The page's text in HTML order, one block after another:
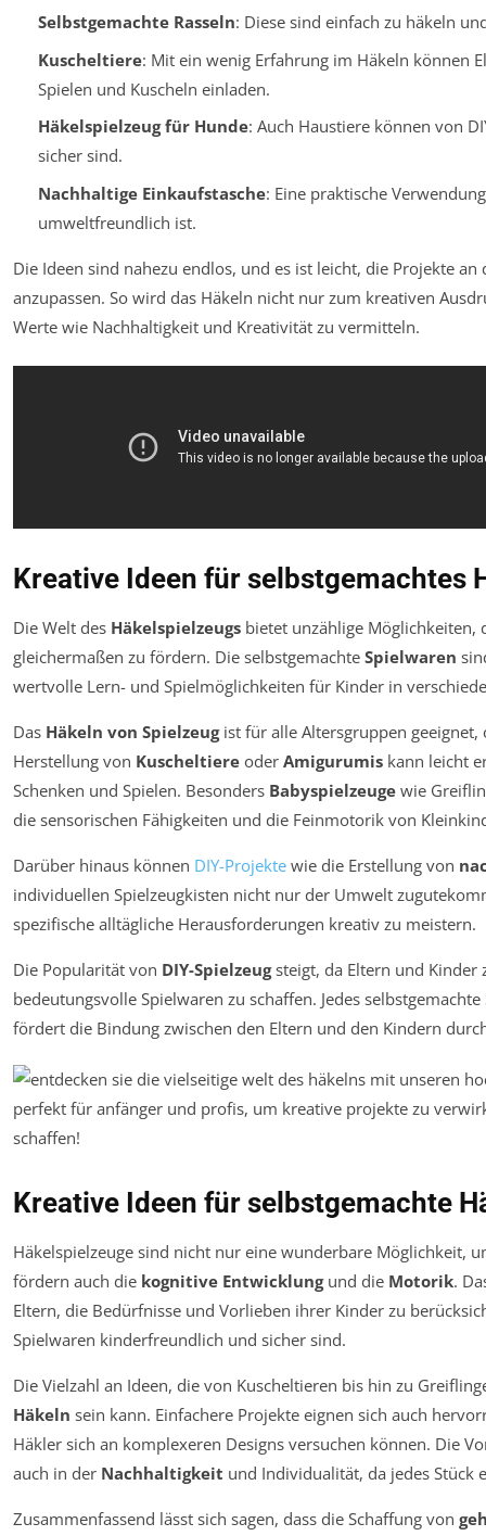
Selbstgemachte Rasseln: Diese sind einfach zu häkeln
Kuscheltiere: Mit ein wenig Erfahrung im Häkeln können
Spielen und Kuscheln einladen.
Häkelspielzeug für Hunde: Auch Haustiere können von
sicher sind.
Nachhaltige Einkaufstasche: Eine praktische
umweltfreundlich ist.
Die Ideen sind nahezu endlos, und es ist leicht, die Projekte
anzupassen. So wird das Häkeln nicht nur zum kreativen
Werte wie Nachhaltigkeit und Kreativität zu vermitteln.
Kreative Ideen für selbstgemachtes
Die Welt des Häkelspielzeugs bietet unzählige
gleichermaßen zu fördern. Die selbstgemachte Spielwaren
wertvolle Lern- und Spielmöglichkeiten für Kinder in
Das Häkeln von Spielzeugist für alle Altersgruppen geeignet,
Herstellung von Kuscheltiere oder Amigurumis kann leicht
Schenken und Spielen. Besonders Babyspielzeuge wie
die sensorischen Fähigkeiten und die Feinmotorik von
Darüber hinaus können DIY-Projekte wie die Erstellung von
individuellen Spielzeugkisten nicht nur der Umwelt
spezifische alltägliche Herausforderungen kreativ zu meistern.
Die Popularität von DIY-Spielzeugsteigt, da Eltern und Kinder
bedeutungsvolle Spielwaren zu schaffen. Jedes
fördert die Bindung zwischen den Eltern und den Kindern
Kreative Ideen für selbstgemachte
Häkelspielzeuge sind nicht nur eine wunderbare Möglichkeit,
fördern auch die kognitive Entwicklungund die Motorik.
Eltern, die Bedürfnisse und Vorlieben ihrer Kinder zu
Spielwaren kinderfreundlich und sicher sind.
Die Vielzahl an Ideen, die von Kuscheltieren bis hin zu
Häkeln sein kann. Einfachere Projekte eignen sich auch
Häkler sich an komplexeren Designs versuchen können. Die
auch in der Nachhaltigkeit und Individualität, da jedes Stück
Zusammenfassend lässt sich sagen, dass die Schaffung von